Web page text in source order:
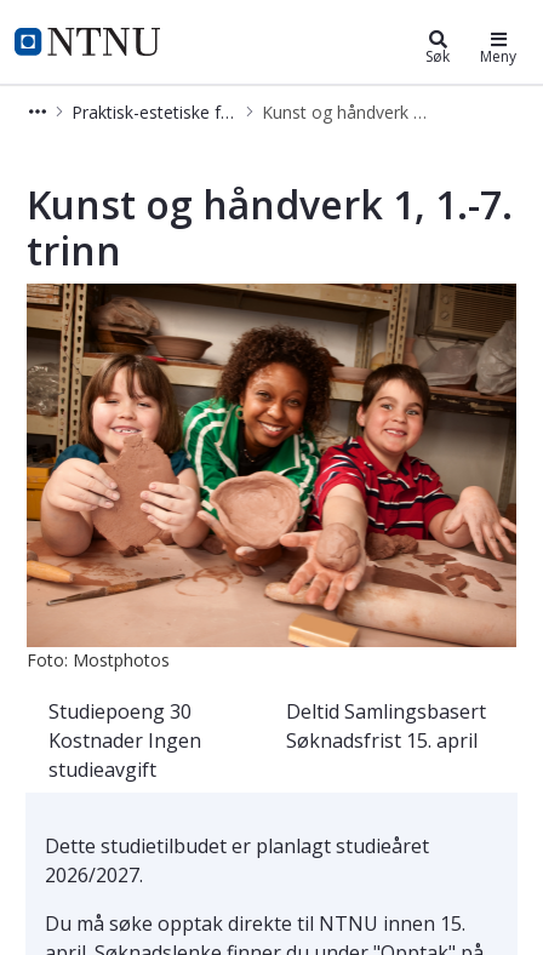
NTNU Hjemmeside
Videreutdanning og deltidsstudier
Søk Meny
Praktisk-estetiske fag Kunst og håndverk 1, 1.-7. trinn
Kunst og håndverk 1, 1.-7.
trinn
Foto: Mostphotos
Studiepoeng30 Deltid Samlingsbasert
Kostnader Ingen
studieavgift
Søknadsfrist 15. april
Dette studietilbudet er planlagt studieåret
2026/2027.
Du må søke opptak direkte til NTNU innen 15.